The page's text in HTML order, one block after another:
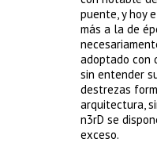
puente, y hoy
más a la de
adoptado con
sin entender
destrezas
arquitectura,
n3rD se
exceso.